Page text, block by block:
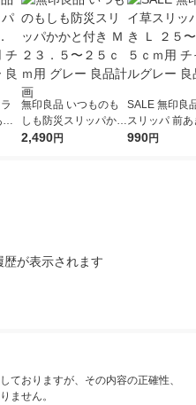
き
無印良品 いつものも
しも防災スリッパかか
と付き Ｍ ２３．５〜
2,490円
SALE 無印良
スリッパ 前あ
５〜２６．５
990円
が表示されます
ておりますが、その内容の正確性、
ません。